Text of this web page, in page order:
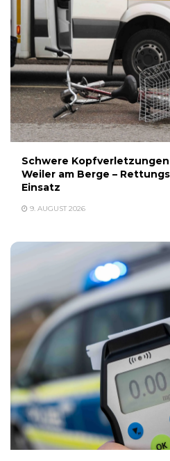
Schwere
Weiler am Berge –
Einsatz
9. AUGUST 2026